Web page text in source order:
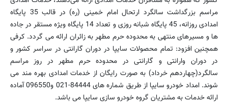
مراسم بزرگداشت سالگرد ارتحال امام خمینی (ره) در قالب 35 پایگاه
امدادی روزانه، 45 پایگاه شبانه روزی و تعداد 14 پایگاه ویژه مستقر در جاده
ها و مسیرهای منتهی به محدوده حرم مطهر به زائران ارائه می گردد. كرفی
همچنین افزود: تمام محصولات سایپا در دوران گارانتی در سراسر كشور و
در دوران وارانتی و گارانتی در محدوده حرم مطهر در روز مراسم
سالگرد(چهاردهم خرداد) به صورت رایگان از خدمات امدادی بهره مند می
شوند. امداد خودرو سایپا از طریق شماره های 84444-021 و096550 آماده
ارائه خدمات به مشتریان گروه خودرو سازی سایپا می باشد.